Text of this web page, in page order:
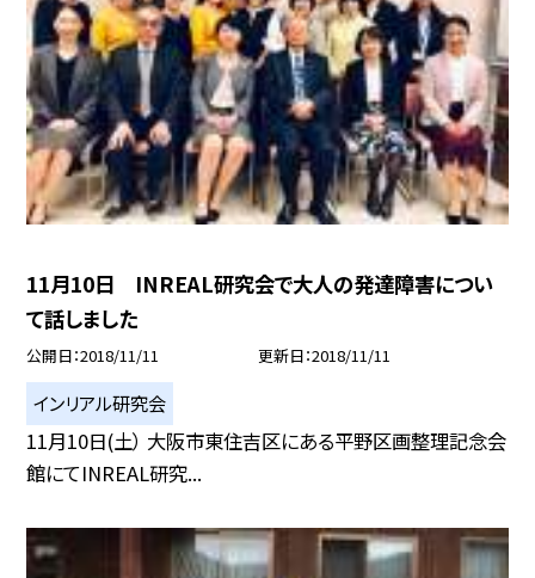
11月10日 INREAL研究会で大人の発達障害につい
て話しました
公開日 2018/11/11 更新日 2018/11/11
インリアル研究会
11月10日(土） 大阪市東住吉区にある平野区画整理記念会
館にてINREAL研究...